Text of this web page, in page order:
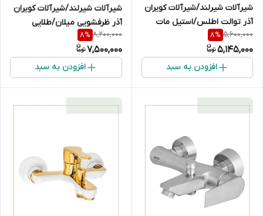
شیرآلات شیرلند/شیرآلات کویران
آذر توالت اطلس/استیل مات
5,600,000
8%
5,145,000
افزودن به سبد
شیرآلات شیرلند/شیرآلات کویران
آذر ظرفشویی میلان/طلایی
8,200,000
8%
7,500,000
افزودن به سبد